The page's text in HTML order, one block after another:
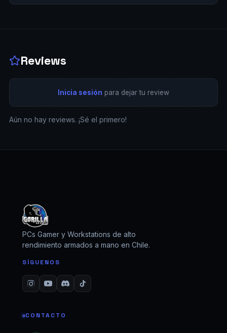
Reviews
Inicia sesión para dejar tu review
Aún no hay reviews. ¡Sé el primero!
PCs Gamer y Workstations de alto
rendimiento armados a mano en Chile.
SÍGUENOS
CONTACTO